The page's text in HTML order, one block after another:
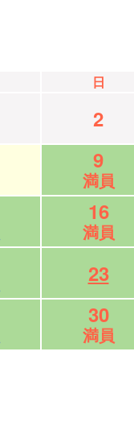
日
2
9
満員
16
満員
23
30
満員